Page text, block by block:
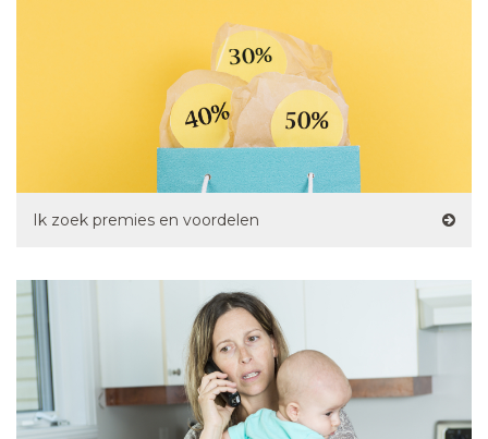
Ik zoek premies en voordelen